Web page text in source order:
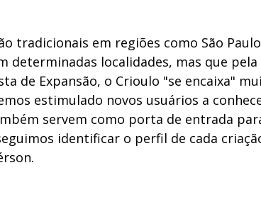
tradicionais em regiões como São
determinadas localidades, mas que
de Expansão, o Crioulo "se encaixa"
estimulado novos usuários a
servem como porta de entrada
identificar o perfil de cada